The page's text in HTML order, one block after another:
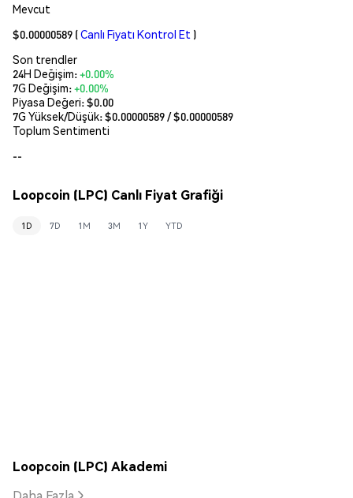
Mevcut
$0.00000589 (Canlı Fiyatı Kontrol Et )
Son trendler
24H Değişim:+0.00%
7G Değişim:+0.00%
Piyasa Değeri:$0.00
7G Yüksek/Düşük: $0.00000589/ $0.00000589
Toplum Sentimenti
--
Loopcoin (LPC) Canlı Fiyat Grafiği
1D 7D 1M 3M 1Y YTD
Loopcoin (LPC) Akademi